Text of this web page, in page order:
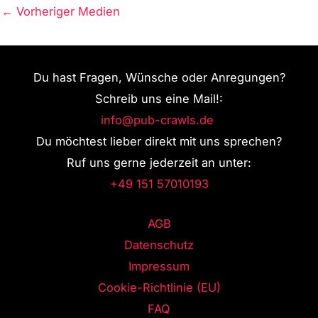
← Vorheriger Medien
Du hast Fragen, Wünsche oder Anregungen?
Schreib uns eine Mail!:
info@pub-crawls.de
Du möchtest lieber direkt mit uns sprechen?
Ruf uns gerne jederzeit an unter:
+49 151 57010193
AGB
Datenschutz
Impressum
Cookie-Richtlinie (EU)
FAQ